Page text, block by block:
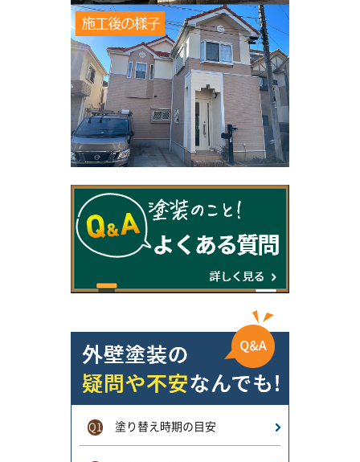
Q1 塗り替え時期の目安